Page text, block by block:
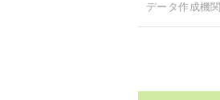
データ作成機関